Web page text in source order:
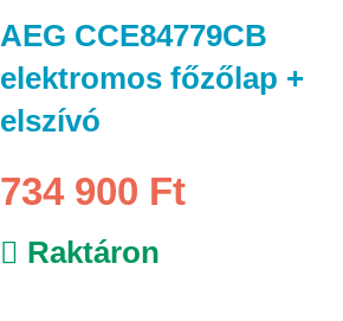
AEG CCE84779CB
elektromos főzőlap +
elszívó
734 900 Ft
Raktáron